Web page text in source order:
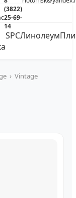
(3822)
25-69-
14
SPCЛинолеум
› Vintage